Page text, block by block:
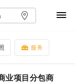
服务
业项目分包商